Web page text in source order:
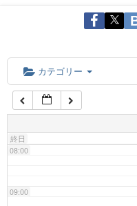
カテゴリー
終日
06:00
07:00
08:00
09:00